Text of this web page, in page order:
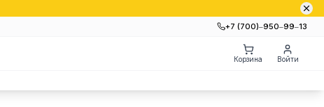
+7 (700)‒950‒99‒13
Корзина Войти